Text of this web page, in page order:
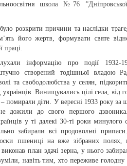
школа №76
розкрити причини та наслідки
його жертв, формувати святе
праці.
інформацію про події 1932-
створений тодішньої владою
та свободолюбства у селян,
українців. Винищувались цілі села, від
помирали діти. У вересні 1933 року за
дожили до свого першого
у ті далекі 30-ті роки
забирали всі продовольчі
пшениці на вже зібраних
план здачі зерна, у нього
навіть тим, хто переживе голодну